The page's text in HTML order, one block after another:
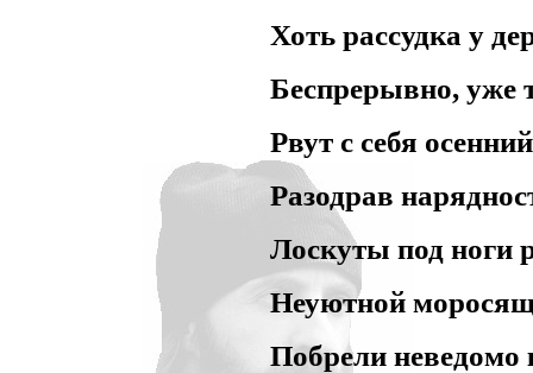
Хоть рассудка у
Беспрерывно, уже
Рвут с себя
Разодрав
Лоскуты под ноги
Неуютной
Побрели неведомо